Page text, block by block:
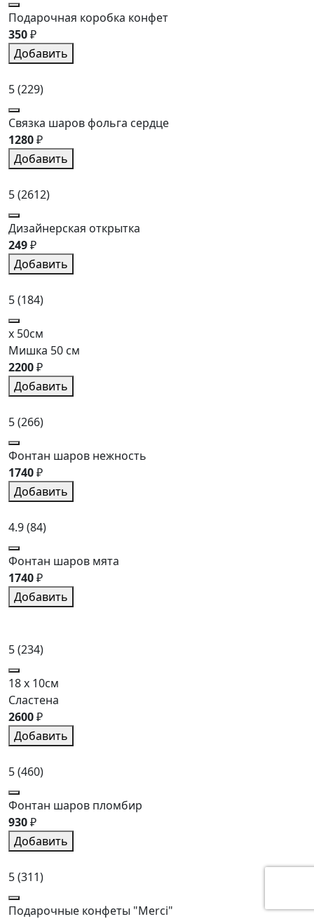
Подарочная коробка конфет
350₽
Добавить
5(229)
Связка шаров фольга сердце
1280₽
Добавить
5(2612)
Дизайнерская открытка
249₽
Добавить
5(184)
x 50см
Мишка 50 см
2200₽
Добавить
5(266)
Фонтан шаров нежность
1740₽
Добавить
4.9(84)
Фонтан шаров мята
1740₽
Добавить
5(234)
18 x 10см
Сластена
2600₽
Добавить
5(460)
Фонтан шаров пломбир
930₽
Добавить
5(311)
Подарочные конфеты "Merci"